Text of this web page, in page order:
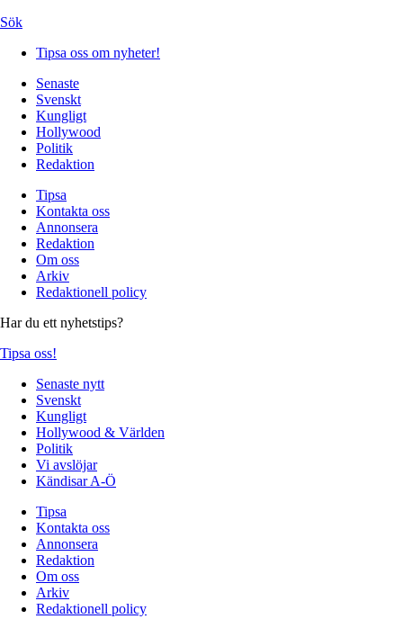
Sök
Tipsa oss om nyheter!
Senaste
Svenskt
Kungligt
Hollywood
Politik
Redaktion
Tipsa
Kontakta oss
Annonsera
Redaktion
Om oss
Arkiv
Redaktionell policy
Har du ett nyhetstips?
Tipsa oss!
Senaste nytt
Svenskt
Kungligt
Hollywood & Världen
Politik
Vi avslöjar
Kändisar A-Ö
Tipsa
Kontakta oss
Annonsera
Redaktion
Om oss
Arkiv
Redaktionell policy